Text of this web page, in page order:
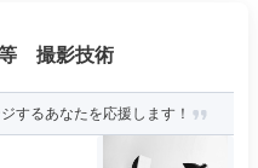
等 撮影技術
するあなたを応援します！